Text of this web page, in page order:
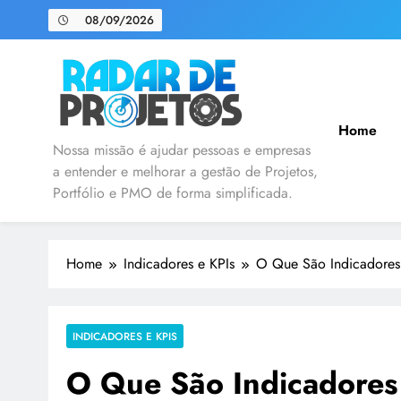
08/09/2026
Radar de Projetos
Nossa missão é ajudar pessoas e empresas
a entender e melhorar a gestão de Projetos,
Portfólio e PMO de forma simplificada.
Home
Home Indicadores e KPIs O Que São
INDICADORES E KPIS
O Que São